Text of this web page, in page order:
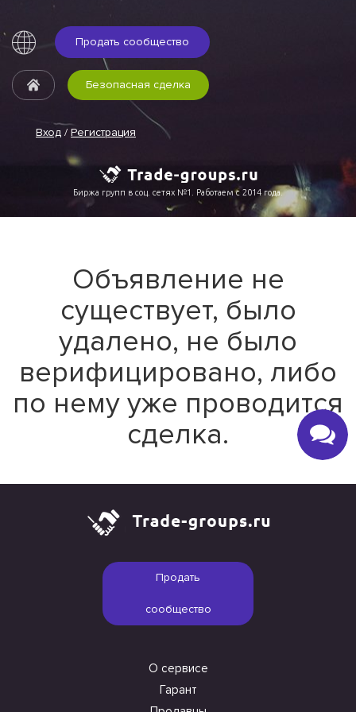
Продать сообщество
Вход / Регистрация
Безопасная сделка
Биржа групп в соц. сетях №1. Работаем с 2014 года.
Объявление не
существует, было
удалено, не было
верифицировано, либо
по нему уже проводится
сделка.
Продать
сообщество
О сервисе
Гарант